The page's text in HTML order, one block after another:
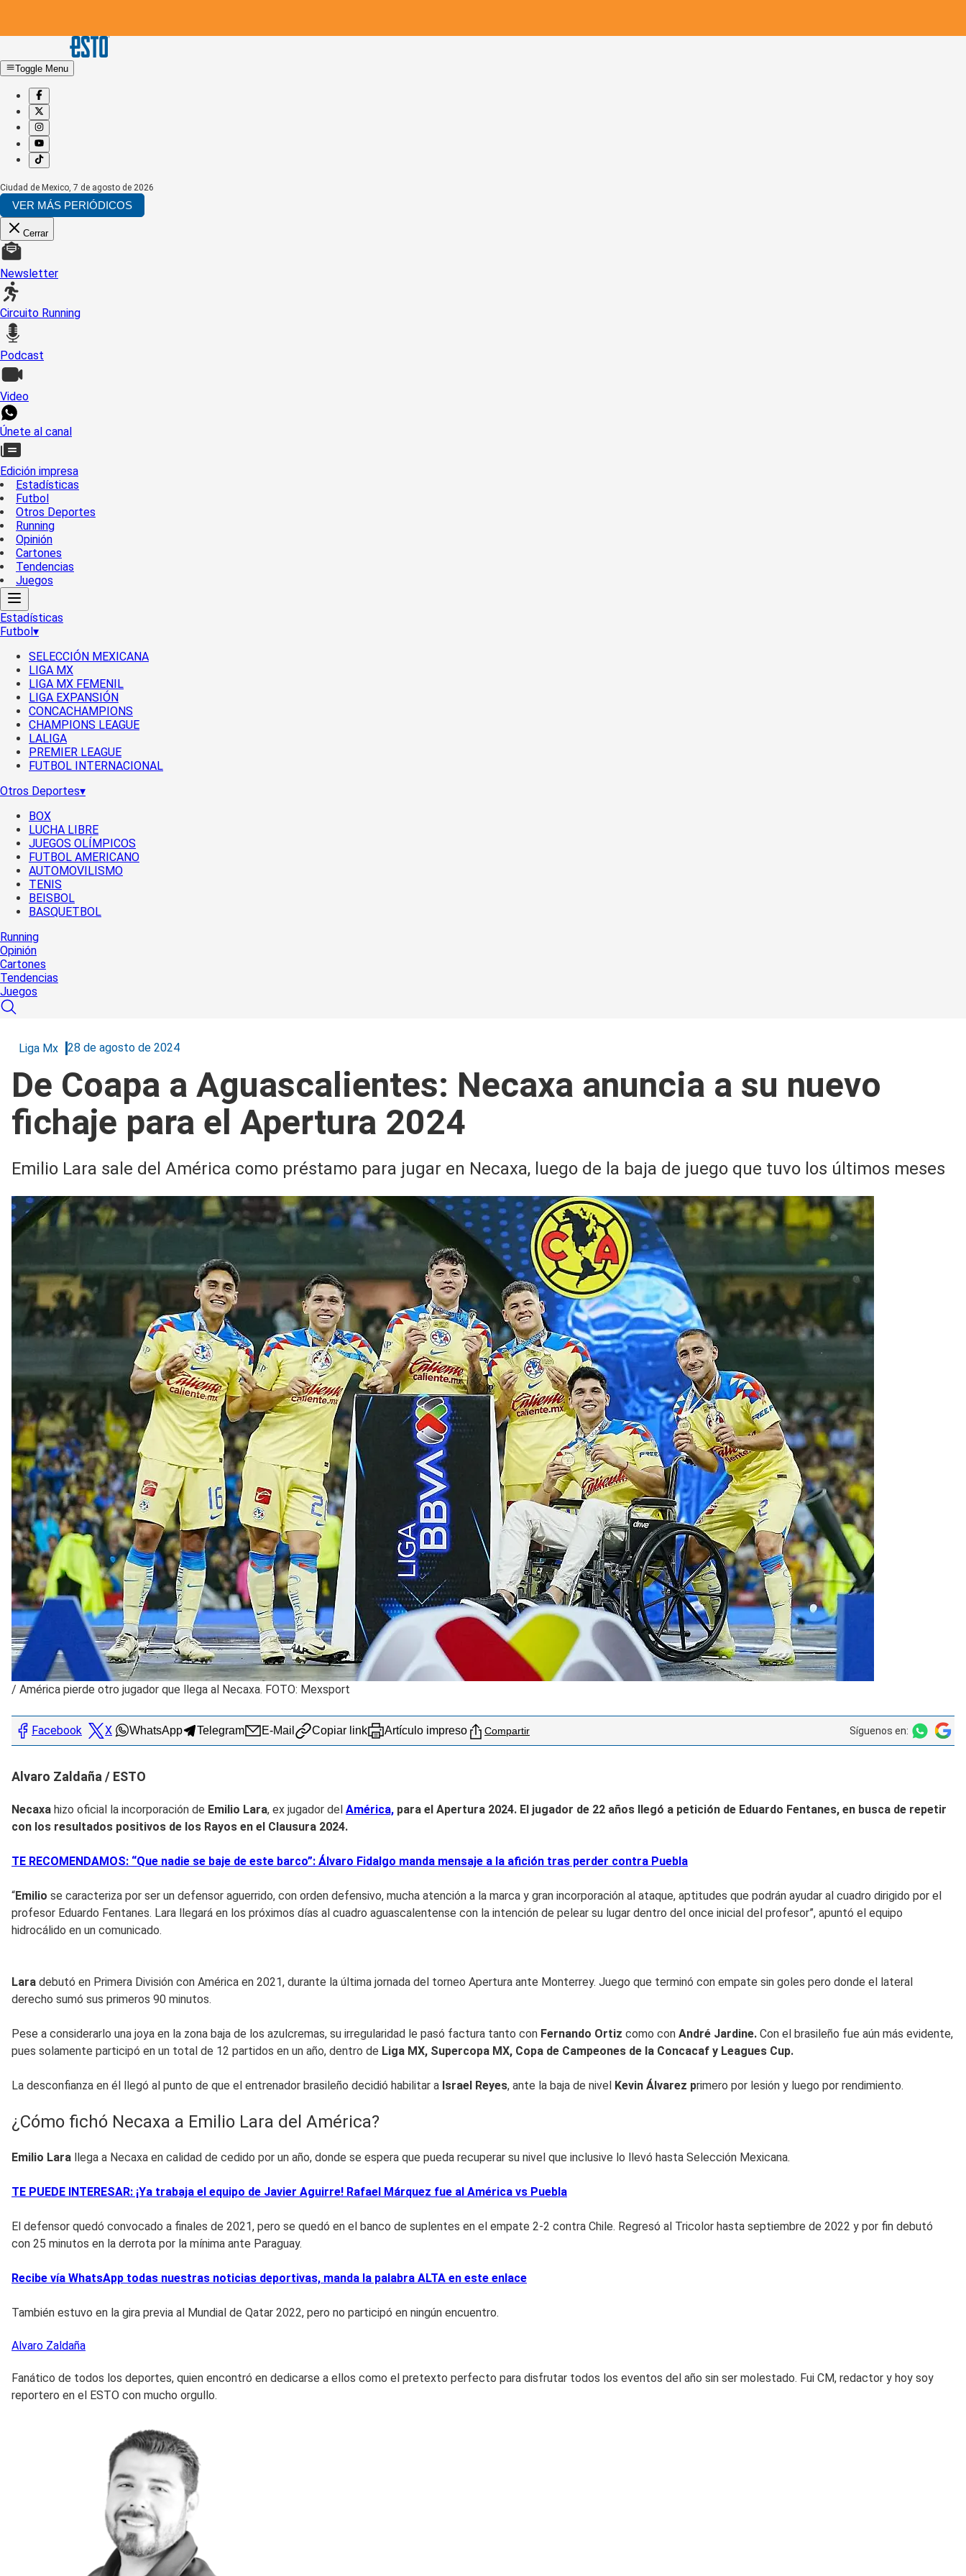
Toggle Menu
Ciudad de Mexico, 7 de agosto de 2026
VER MÁS PERIÓDICOS
Cerrar
Newsletter
Circuito Running
Podcast
Video
Únete al canal
Edición impresa
Estadísticas
Futbol
Otros Deportes
Running
Opinión
Cartones
Tendencias
Juegos
Estadísticas
Futbol▾
SELECCIÓN MEXICANA
LIGA MX
LIGA MX FEMENIL
LIGA EXPANSIÓN
CONCACHAMPIONS
CHAMPIONS LEAGUE
LALIGA
PREMIER LEAGUE
FUTBOL INTERNACIONAL
Otros Deportes▾
BOX
LUCHA LIBRE
JUEGOS OLÍMPICOS
FUTBOL AMERICANO
AUTOMOVILISMO
TENIS
BEISBOL
BASQUETBOL
Running
Opinión
Cartones
Tendencias
Juegos
Liga Mx 28 de agosto de 2024
De Coapa a Aguascalientes: Necaxa anuncia a su nuevo
fichaje para el Apertura 2024
Emilio Lara sale del América como préstamo para jugar en Necaxa, luego de la baja de juego que tuvo los últimos meses
/ América pierde otro jugador que llega al Necaxa. FOTO: Mexsport
Facebook X WhatsApp Telegram E-Mail Copiar link Artículo impreso Compartir Síguenos en:
Alvaro Zaldaña / ESTO
Necaxa hizo oficial la incorporación de Emilio Lara, ex jugador del América, para el Apertura 2024. El jugador de 22 años llegó a petición de Eduardo Fentanes, en busca de repetir
con los resultados positivos de los Rayos en el Clausura 2024.
TE RECOMENDAMOS: “Que nadie se baje de este barco”: Álvaro Fidalgo manda mensaje a la afición tras perder contra Puebla
“Emilio se caracteriza por ser un defensor aguerrido, con orden defensivo, mucha atención a la marca y gran incorporación al ataque, aptitudes que podrán ayudar al cuadro dirigido por el
profesor Eduardo Fentanes. Lara llegará en los próximos días al cuadro aguascalentense con la intención de pelear su lugar dentro del once inicial del profesor”, apuntó el equipo
hidrocálido en un comunicado.
Lara debutó en Primera División con América en 2021, durante la última jornada del torneo Apertura ante Monterrey. Juego que terminó con empate sin goles pero donde el lateral
derecho sumó sus primeros 90 minutos.
Pese a considerarlo una joya en la zona baja de los azulcremas, su irregularidad le pasó factura tanto con Fernando Ortiz como con André Jardine. Con el brasileño fue aún más evidente,
pues solamente participó en un total de 12 partidos en un año, dentro de Liga MX, Supercopa MX, Copa de Campeones de la Concacaf y Leagues Cup.
La desconfianza en él llegó al punto de que el entrenador brasileño decidió habilitar a Israel Reyes, ante la baja de nivel Kevin Álvarez primero por lesión y luego por rendimiento.
¿Cómo fichó Necaxa a Emilio Lara del América?
Emilio Lara llega a Necaxa en calidad de cedido por un año, donde se espera que pueda recuperar su nivel que inclusive lo llevó hasta Selección Mexicana.
TE PUEDE INTERESAR: ¡Ya trabaja el equipo de Javier Aguirre! Rafael Márquez fue al América vs Puebla
El defensor quedó convocado a finales de 2021, pero se quedó en el banco de suplentes en el empate 2-2 contra Chile. Regresó al Tricolor hasta septiembre de 2022 y por fin debutó
con 25 minutos en la derrota por la mínima ante Paraguay.
Recibe vía WhatsApp todas nuestras noticias deportivas, manda la palabra ALTA en este enlace
También estuvo en la gira previa al Mundial de Qatar 2022, pero no participó en ningún encuentro.
Alvaro Zaldaña
Fanático de todos los deportes, quien encontró en dedicarse a ellos como el pretexto perfecto para disfrutar todos los eventos del año sin ser molestado. Fui CM, redactor y hoy soy
reportero en el ESTO con mucho orgullo.